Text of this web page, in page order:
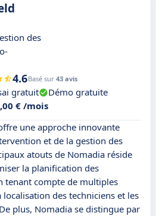
des
4.6Basé sur 43 avis
gratuit
Démo gratuite
€ /mois
une approche innovante
et de la gestion des
atouts de Nomadia réside
la planification des
tenant compte de multiples
des techniciens et les
plus, Nomadia se distingue par